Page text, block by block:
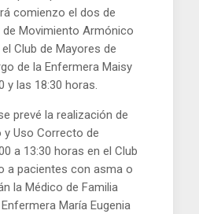
comienzo el dos de
Movimiento Armónico
Club de Mayores de
de la Enfermera Maisy
y las 18:30 horas.
prevé la realización de
y Uso Correcto de
a 13:30 horas en el Club
a pacientes con asma o
la Médico de Familia
María Eugenia